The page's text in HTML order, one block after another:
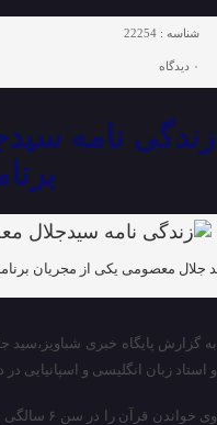
شناسه : 22254
۰ دیدگاه
زندگی نامه
جلال معصومی یکی از مجریان
و استاد زبان انگلیسی و اسپانیایی
وی خواندن